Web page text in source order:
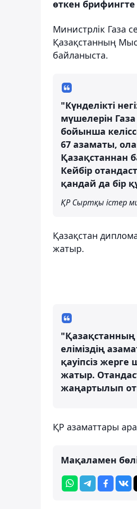
өткен
Министрлік Газа
Қазақстанның
байланыста.
"Күнделікті
мүшелерін
бойынша
67 азаматы,
Қазақстаннан
Кейбір
қандай да бір
ҚР Сыртқы істер
Қазақстан
жатыр.
"Қазақстанның
еліміздің
қауіпсіз
жатыр.
жаңартылып
ҚР азаматтары
Мақаламен